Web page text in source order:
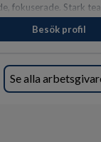
fokuserade. Stark
och
egenskaper.
Besök profil
Se alla